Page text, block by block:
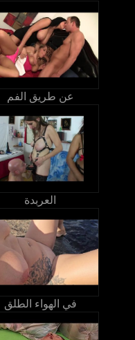
عن طريق الفم
العربدة
في الهواء الطلق